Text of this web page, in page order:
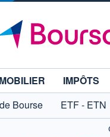
IMPÔTS
Bourse
ETF - ETN